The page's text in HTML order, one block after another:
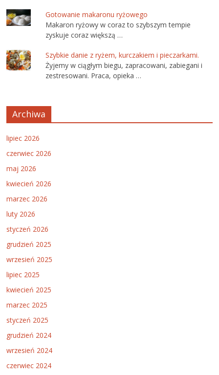
Gotowanie makaronu ryżowego
Makaron ryżowy w coraz to szybszym tempie
zyskuje coraz większą …
Szybkie danie z ryżem, kurczakiem i pieczarkami.
Żyjemy w ciągłym biegu, zapracowani, zabiegani i
zestresowani. Praca, opieka …
Archiwa
lipiec 2026
czerwiec 2026
maj 2026
kwiecień 2026
marzec 2026
luty 2026
styczeń 2026
grudzień 2025
wrzesień 2025
lipiec 2025
kwiecień 2025
marzec 2025
styczeń 2025
grudzień 2024
wrzesień 2024
czerwiec 2024